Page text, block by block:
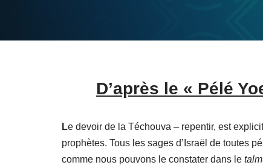
D’après le « Pélé
Le devoir de la Téchouva – repentir, est
prophètes. Tous les sages d’Israël de toutes
comme nous pouvons le constater dans le